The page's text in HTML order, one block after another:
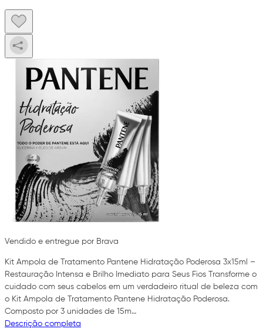
Vendido e entregue por Brava
Kit Ampola de Tratamento Pantene Hidratação Poderosa 3x15ml –
Restauração Intensa e Brilho Imediato para Seus Fios Transforme o
cuidado com seus cabelos em um verdadeiro ritual de beleza com
o Kit Ampola de Tratamento Pantene Hidratação Poderosa.
Composto por 3 unidades de 15m…
Descrição completa